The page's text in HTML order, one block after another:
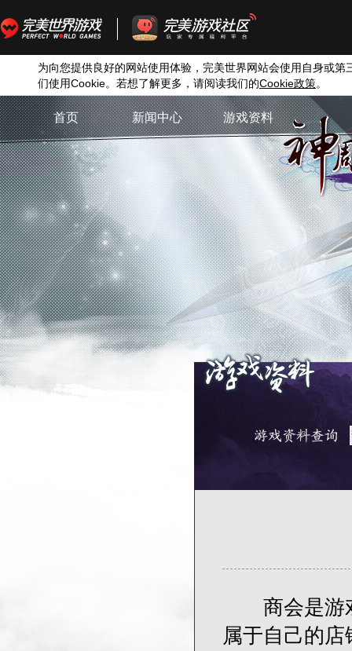
为向您提供良好的网站使用体验，完美世界网站会使用自身或第
们使用Cookie。若想了解更多，请阅读我们的Cookie政策。
首页 新闻中心 游戏资料
商会是游戏
属于自己的